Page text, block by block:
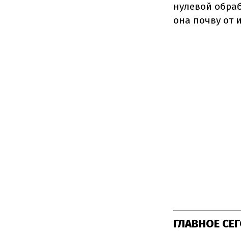
нулевой
она почву от
ГЛАВНОЕ